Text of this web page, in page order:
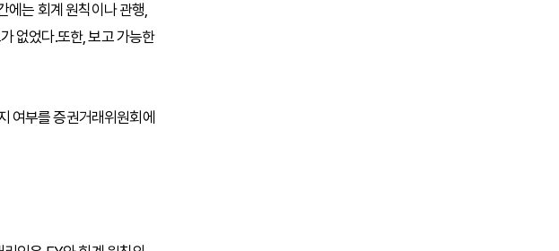
에는 회계 원칙이나 관행,
없었다.또한, 보고 가능한
여부를 증권거래위원회에